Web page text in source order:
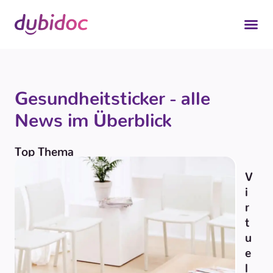
Gesundheitsticker - alle
News im Überblick
Top Thema
V
i
r
t
u
e
l